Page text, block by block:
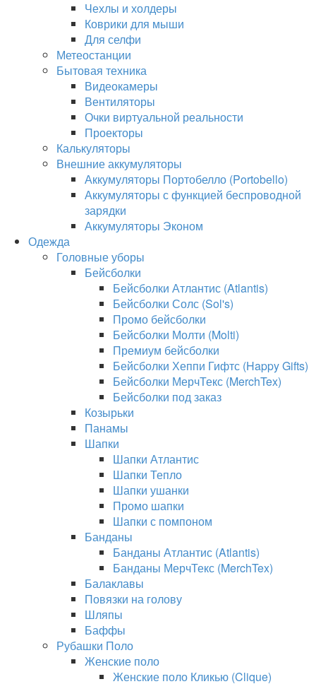
Чехлы и холдеры
Коврики для мыши
Для селфи
Метеостанции
Бытовая техника
Видеокамеры
Вентиляторы
Очки виртуальной реальности
Проекторы
Калькуляторы
Внешние аккумуляторы
Аккумуляторы Портобелло (Portobello)
Аккумуляторы с функцией беспроводной
зарядки
Аккумуляторы Эконом
Одежда
Головные уборы
Бейсболки
Бейсболки Атлантис (Atlantis)
Бейсболки Солс (Sol's)
Промо бейсболки
Бейсболки Молти (Molti)
Премиум бейсболки
Бейсболки Хеппи Гифтс (Happy Gifts)
Бейсболки МерчТекс (MerchTex)
Бейсболки под заказ
Козырьки
Панамы
Шапки
Шапки Атлантис
Шапки Тепло
Шапки ушанки
Промо шапки
Шапки с помпоном
Банданы
Банданы Атлантис (Atlantis)
Банданы МерчТекс (MerchTex)
Балаклавы
Повязки на голову
Шляпы
Баффы
Рубашки Поло
Женские поло
Женские поло Кликью (Clique)